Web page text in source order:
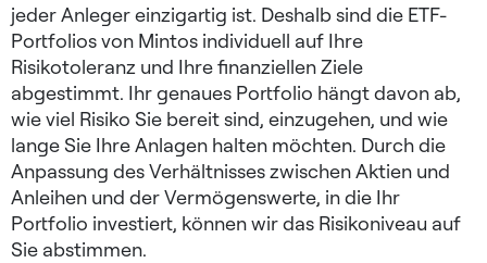
jeder Anleger einzigartig ist. Deshalb sind die ETF-
Portfolios von Mintos individuell auf Ihre
Risikotoleranz und Ihre finanziellen Ziele
abgestimmt. Ihr genaues Portfolio hängt davon ab,
wie viel Risiko Sie bereit sind, einzugehen, und wie
lange Sie Ihre Anlagen halten möchten. Durch die
Anpassung des Verhältnisses zwischen Aktien und
Anleihen und der Vermögenswerte, in die Ihr
Portfolio investiert, können wir das Risikoniveau auf
Sie abstimmen.